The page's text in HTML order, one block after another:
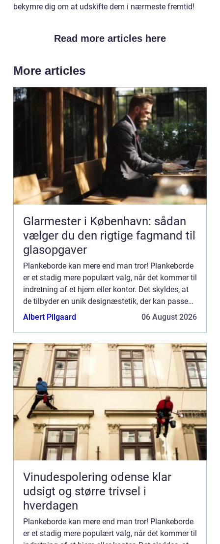
bekymre dig om at udskifte dem i nærmeste fremtid!
Read more articles here
More articles
Glarmester i København: sådan
vælger du den rigtige fagmand til
glasopgaver
Plankeborde kan mere end man tror! Plankeborde
er et stadig mere populært valg, når det kommer til
indretning af et hjem eller kontor. Det skyldes, at
de tilbyder en unik designæstetik, der kan passe
ind i ethvert rum og samtidig give et klassisk, ti...
Albert Pilgaard 06 August 2026
Vinudespolering odense klar
udsigt og større trivsel i
hverdagen
Plankeborde kan mere end man tror! Plankeborde
er et stadig mere populært valg, når det kommer til